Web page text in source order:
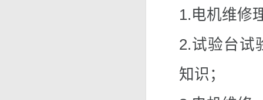
1.电机维修
2.试验台试
知识；